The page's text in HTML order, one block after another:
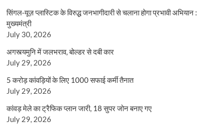
सिंगल-यूज़ प्लास्टिक के विरुद्ध जनभागीदारी से चलाना होगा प्रभावी अभियान :
मुख्यमंत्री
July 30, 2026
अगस्त्यमुनि में जलभराव, बोल्डर से दबी कार
July 29, 2026
5 करोड़ कांवड़ियों के लिए 1000 सफाई कर्मी तैनात
July 29, 2026
कांवड़ मेले का ट्रैफिक प्लान जारी, 18 सुपर जोन बनाए गए
July 29, 2026